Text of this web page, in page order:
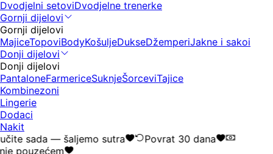
Dvodjelni setoviDvodjelne trenerke
Gornji dijelovi
Gornji dijelovi
MajiceTopoviBodyKošuljeDukseDžemperiJakne i sakoi
Donji dijelovi
Donji dijelovi
PantaloneFarmericeSuknjeŠorceviTajice
Kombinezoni
Lingerie
Dodaci
Nakit
sada — šaljemo sutra
Povrat 30 dana
pouzećem